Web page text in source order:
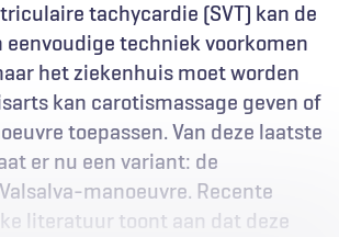
tachycardie (SVT) kan de
eenvoudige techniek voorkomen
het ziekenhuis moet worden
kan carotismassage geven of
toepassen. Van deze laatste
er nu een variant: de
manoeuvre. Recente
literatuur toont aan dat deze